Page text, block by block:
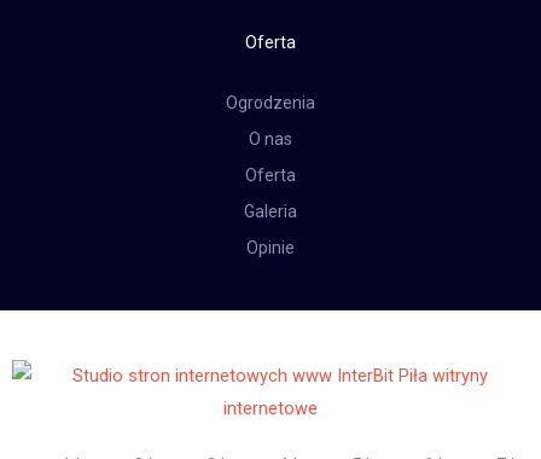
Oferta
Ogrodzenia
O nas
Oferta
Galeria
Opinie